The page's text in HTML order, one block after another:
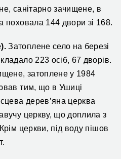
санітарно зачищене, в
поховала 144 двори зі 168.
Затоплене село на березі
223 осіб, 67 дворів.
затоплене у 1984
тим, що в Ушиці
дерев’яна церква
церкву, що доплила з
церкви, під воду пішов